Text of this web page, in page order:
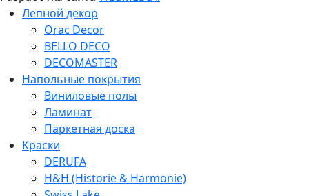
Лепной декор
Orac Decor
BELLO DECO
DECOMASTER
Напольные покрытия
Виниловые полы
Ламинат
Паркетная доска
Краски
DERUFA
H&H (Historie & Harmonie)